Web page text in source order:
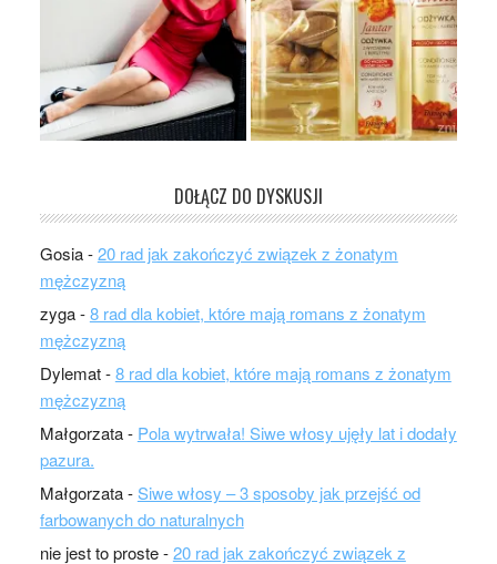
DOŁĄCZ DO DYSKUSJI
Gosia-20 rad jak zakończyć związek z żonatym
mężczyzną
zyga-8 rad dla kobiet, które mają romans z żonatym
mężczyzną
Dylemat-8 rad dla kobiet, które mają romans z żonatym
mężczyzną
Małgorzata- Pola wytrwała! Siwe włosy ujęły lat i dodały
pazura.
Małgorzata-Siwe włosy – 3 sposoby jak przejść od
farbowanych do naturalnych
nie jest to proste-20 rad jak zakończyć związek z